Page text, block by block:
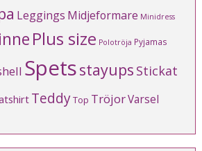
Leggings Midjeformare Minidress
Plus size Polotröja Pyjamas
Spetsstayups Stickat
TeddyTop TröjorVarsel